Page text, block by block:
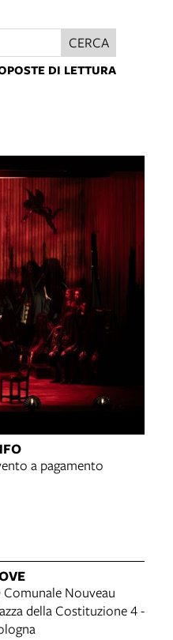
DI LETTURA
CERCA
a pagamento
Comunale Nouveau
della Costituzione 4 -